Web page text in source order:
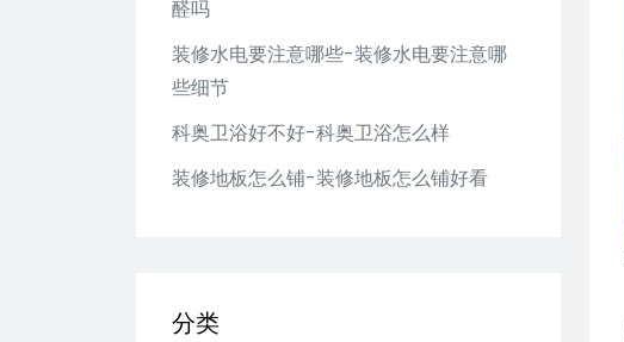
醛吗
装修水电要注意哪些-装修水电要注意哪
些细节
科奥卫浴好不好-科奥卫浴怎么样
装修地板怎么铺-装修地板怎么铺好看
分类